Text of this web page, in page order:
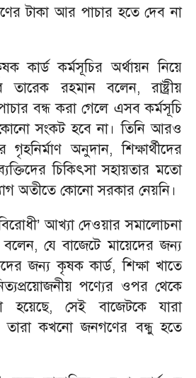
টাকা আর পাচার হতে দেব না
কার্ড কর্মসূচির অর্থায়ন নিয়ে
তারেক রহমান বলেন, রাষ্ট্রীয়
বন্ধ করা গেলে এসব কর্মসূচি
সংকট হবে না। তিনি আরও
অনুদান, শিক্ষার্থীদের
চিকিৎসা সহায়তার মতো
অতীতে কোনো সরকার নেয়নি।
আখ্যা দেওয়ার সমালোচনা
যে বাজেটে মায়েদের জন্য
জন্য কৃষক কার্ড, শিক্ষা খাতে
পণ্যের ওপর থেকে
হয়েছে, সেই বাজেটকে যারা
তারা কখনো জনগণের বন্ধু হতে